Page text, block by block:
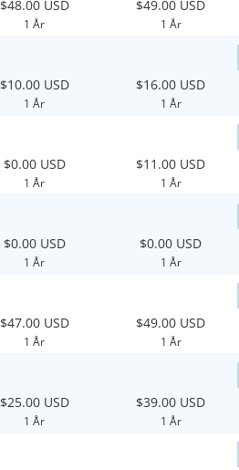
$48.00 USD
1 År
$49.00 USD
1 År
$10.00 USD
1 År
$16.00 USD
1 År
$0.00 USD
1 År
$11.00 USD
1 År
$0.00 USD
1 År
$0.00 USD
1 År
$47.00 USD
1 År
$49.00 USD
1 År
$25.00 USD
1 År
$39.00 USD
1 År